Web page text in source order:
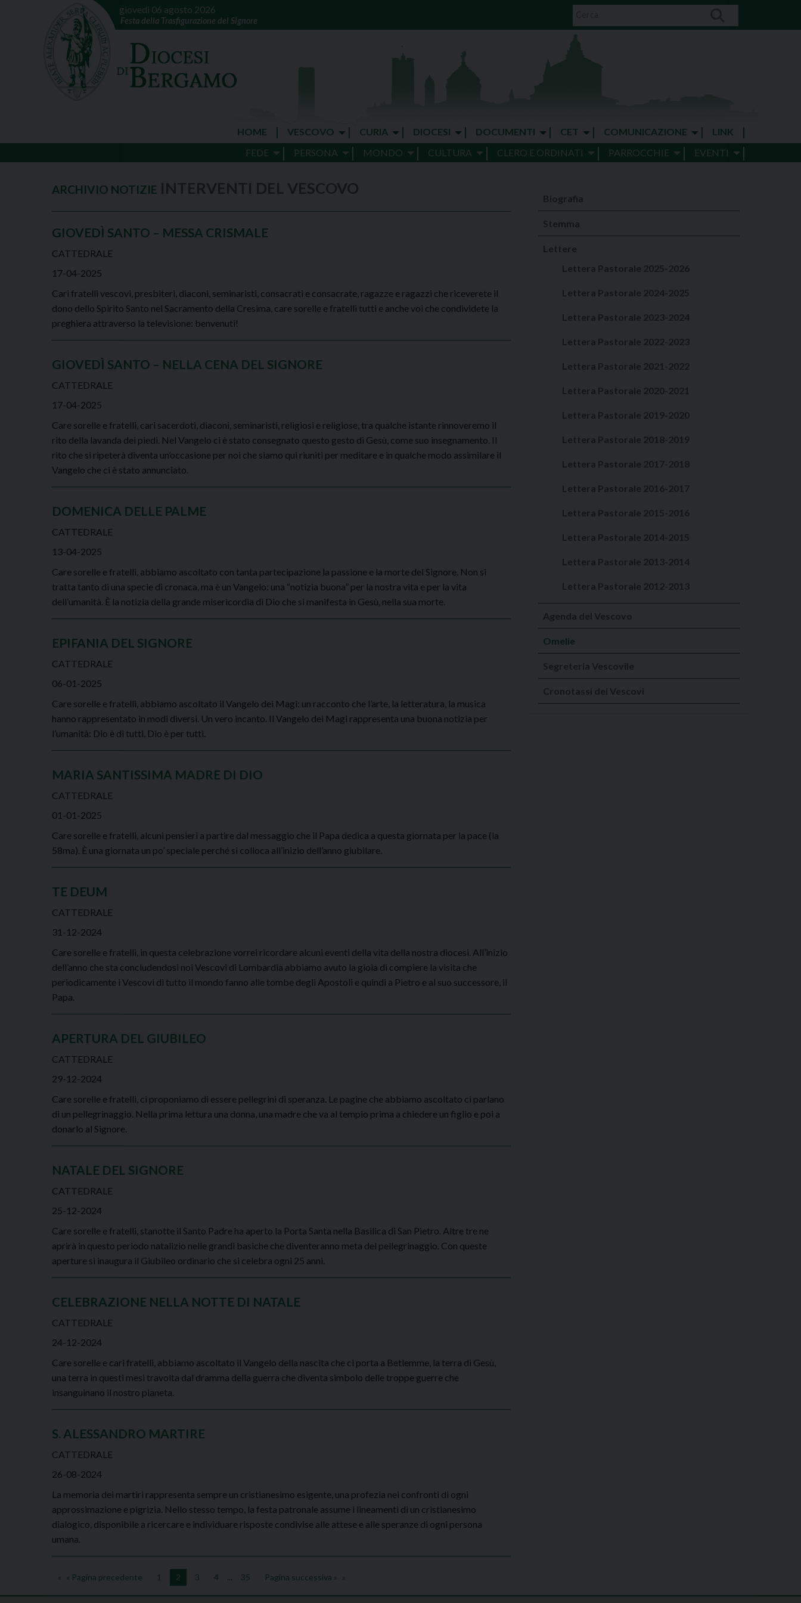
giovedì 06 agosto 2026
Festa della Trasfigurazione del Signore
HOME VESCOVO CURIA DIOCESI DOCUMENTI CET COMUNICAZIONE
LINK
FEDE
PERSONA MONDO CULTURA CLERO E ORDINATI PARROCCHIE EVENTI
GIOVEDÌ SANTO – MESSA CRISMALE
CATTEDRALE
17-04-2025
Cari fratelli vescovi, presbiteri, diaconi, seminaristi, consacrati e consacrate, ragazze e ragazzi che riceverete il
dono dello Spirito Santo nel Sacramento della Cresima, care sorelle e fratelli tutti e anche voi che condividete la
preghiera attraverso la televisione: benvenuti!
GIOVEDÌ SANTO – NELLA CENA DEL SIGNORE
CATTEDRALE
17-04-2025
Care sorelle e fratelli, cari sacerdoti, diaconi, seminaristi, religiosi e religiose, tra qualche istante rinnoveremo il
rito della lavanda dei piedi. Nel Vangelo ci è stato consegnato questo gesto di Gesù, come suo insegnamento. Il
rito che si ripeterà diventa un’occasione per noi che siamo qui riuniti per meditare e in qualche modo assimilare il
Vangelo che ci è stato annunciato.
DOMENICA DELLE PALME
CATTEDRALE
13-04-2025
Care sorelle e fratelli, abbiamo ascoltato con tanta partecipazione la passione e la morte del Signore. Non si
tratta tanto di una specie di cronaca, ma è un Vangelo: una “notizia buona” per la nostra vita e per la vita
dell’umanità. È la notizia della grande misericordia di Dio che si manifesta in Gesù, nella sua morte.
EPIFANIA DEL SIGNORE
CATTEDRALE
06-01-2025
Care sorelle e fratelli, abbiamo ascoltato il Vangelo dei Magi: un racconto che l’arte, la letteratura, la musica
hanno rappresentato in modi diversi. Un vero incanto. Il Vangelo dei Magi rappresenta una buona notizia per
l’umanità: Dio è di tutti, Dio è per tutti.
MARIA SANTISSIMA MADRE DI DIO
CATTEDRALE
01-01-2025
Care sorelle e fratelli, alcuni pensieri a partire dal messaggio che il Papa dedica a questa giornata per la pace (la
58ma). È una giornata un po’ speciale perché si colloca all’inizio dell’anno giubilare.
TE DEUM
CATTEDRALE
31-12-2024
Care sorelle e fratelli, in questa celebrazione vorrei ricordare alcuni eventi della vita della nostra diocesi. All’inizio
dell’anno che sta concludendosi noi Vescovi di Lombardia abbiamo avuto la gioia di compiere la visita che
periodicamente i Vescovi di tutto il mondo fanno alle tombe degli Apostoli e quindi a Pietro e al suo successore, il
Papa.
APERTURA DEL GIUBILEO
CATTEDRALE
29-12-2024
Care sorelle e fratelli, ci proponiamo di essere pellegrini di speranza. Le pagine che abbiamo ascoltato ci parlano
di un pellegrinaggio. Nella prima lettura una donna, una madre che va al tempio prima a chiedere un figlio e poi a
donarlo al Signore.
NATALE DEL SIGNORE
CATTEDRALE
25-12-2024
Care sorelle e fratelli, stanotte il Santo Padre ha aperto la Porta Santa nella Basilica di San Pietro. Altre tre ne
aprirà in questo periodo natalizio nelle grandi basiche che diventeranno meta del pellegrinaggio. Con queste
aperture si inaugura il Giubileo ordinario che si celebra ogni 25 anni.
CELEBRAZIONE NELLA NOTTE DI NATALE
CATTEDRALE
24-12-2024
Care sorelle e cari fratelli, abbiamo ascoltato il Vangelo della nascita che ci porta a Betlemme, la terra di Gesù,
una terra in questi mesi travolta dal dramma della guerra che diventa simbolo delle troppe guerre che
insanguinano il nostro pianeta.
S. ALESSANDRO MARTIRE
CATTEDRALE
26-08-2024
La memoria dei martiri rappresenta sempre un cristianesimo esigente, una profezia nei confronti di ogni
approssimazione e pigrizia. Nello stesso tempo, la festa patronale assume i lineamenti di un cristianesimo
dialogico, disponibile a ricercare e individuare risposte condivise alle attese e alle speranze di ogni persona
umana.
« Pagina precedente 1 2 3 4 ... 35 Pagina successiva »
Biografia
Stemma
Lettere
Lettera Pastorale 2025-2026
Lettera Pastorale 2024-2025
Lettera Pastorale 2023-2024
Lettera Pastorale 2022-2023
Lettera Pastorale 2021-2022
Lettera Pastorale 2020-2021
Lettera Pastorale 2019-2020
Lettera Pastorale 2018-2019
Lettera Pastorale 2017-2018
Lettera Pastorale 2016-2017
Lettera Pastorale 2015-2016
Lettera Pastorale 2014-2015
Lettera Pastorale 2013-2014
Lettera Pastorale 2012-2013
Agenda del Vescovo
Omelie
Segreteria Vescovile
Cronotassi dei Vescovi